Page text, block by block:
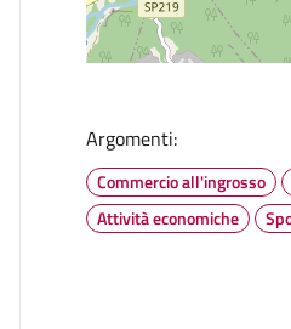
Argomenti:
Commercio all'ingrosso
Attività economiche